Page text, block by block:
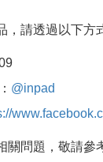
，請透過以下方
@inpad
關問題，敬請參